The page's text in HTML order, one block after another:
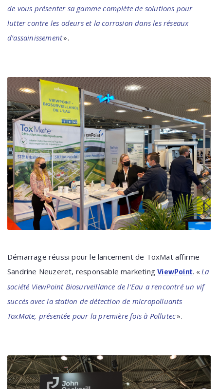
de vous présenter sa gamme complète de solutions pour
lutter contre les odeurs et la corrosion dans les réseaux
d’assainissement».
Démarrage réussi pour le lancement de ToxMat affirme
Sandrine Neuzeret, responsable marketingViewPoint. «La
société ViewPoint Biosurveillance de l’Eau a rencontré un vif
succès avec la station de détection de micropolluants
ToxMate, présentée pour la première fois à Pollutec».